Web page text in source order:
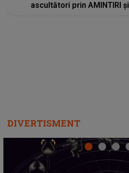
ascultători prin AMINTIRI și
DIVERTISMENT